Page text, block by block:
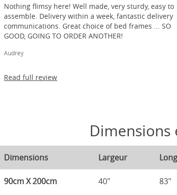
Nothing flimsy here! Well made, very sturdy, easy to
assemble. Delivery within a week, fantastic delivery
communications. Great choice of bed frames ... SO
GOOD, GOING TO ORDER ANOTHER!
Audrey
Read full review
Dimensions Largeur
90cm X 200cm 40" 83"